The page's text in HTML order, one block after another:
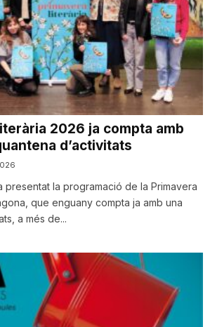
2026 ja compta amb
d’activitats
presentat la programació de la Primavera
que enguany compta ja amb una
a més de...